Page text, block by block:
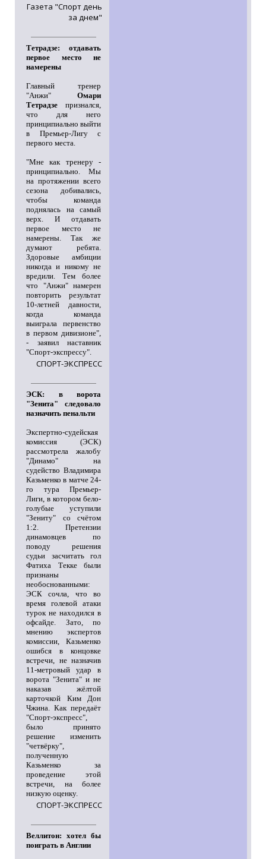
Газета "Спорт день
за днем"
Тетрадзе: отдавать
первое место не
намерены
Главный тренер
"Анжи" Омари
Тетрадзе признался,
что для него
принципиально выйти
в Премьер-Лигу с
первого места.
"Мне как тренеру -
принципиально. Мы
на протяжении всего
сезона добивались,
чтобы команда
поднялась на самый
верх. И отдавать
первое место не
намерены. Так же
думают ребята.
Здоровые амбиции
никогда и никому не
вредили. Тем более
что "Анжи" намерен
повторить результат
10-летней давности,
когда команда
выиграла первенство
в первом дивизионе",
- заявил наставник
"Спорт-экспрессу".
СПОРТ-ЭКСПРЕСС
ЭСК: в ворота
"Зенита" следовало
назначить пенальти
Экспертно-судейская
комиссия (ЭСК)
рассмотрела жалобу
"Динамо" на
судейство Владимира
Казьменко в матче 24-
го тура Премьер-
Лиги, в котором бело-
голубые уступили
"Зениту" со счётом
1:2. Претензии
динамовцев по
поводу решения
судьи засчитать гол
Фатиха Текке были
признаны
необоснованными:
ЭСК сочла, что во
время голевой атаки
турок не находился в
офсайде. Зато, по
мнению экспертов
комиссии, Казьменко
ошибся в концовке
встречи, не назначив
11-метровый удар в
ворота "Зенита" и не
наказав жёлтой
карточкой Ким Дон
Чжина. Как передаёт
"Спорт-экспресс",
было принято
решение изменить
"четвёрку",
полученную
Казьменко за
проведение этой
встречи, на более
низкую оценку.
СПОРТ-ЭКСПРЕСС
Веллитон: хотел бы
поиграть в Англии